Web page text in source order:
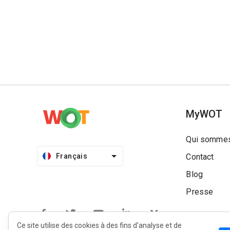
Français
MyWOT
Qui
Contact
Blog
Presse
Ce site utilise des cookies à des fins d'analyse et de